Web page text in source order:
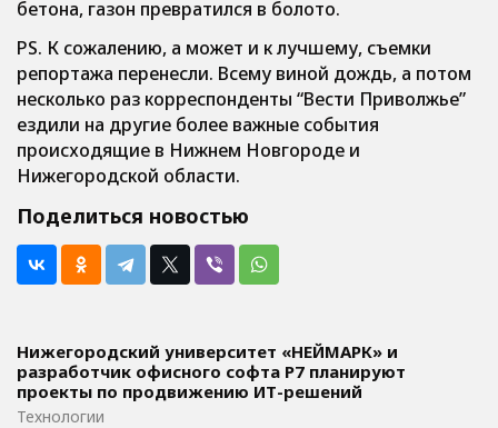
бетона, газон превратился в болото.
PS. К сожалению, а может и к лучшему, съемки
репортажа перенесли. Всему виной дождь, а потом
несколько раз корреспонденты “Вести Приволжье”
ездили на другие более важные события
происходящие в Нижнем Новгороде и
Нижегородской области.
Поделиться новостью
Нижегородский университет «НЕЙМАРК» и
разработчик офисного софта P7 планируют
проекты по продвижению ИТ-решений
Технологии